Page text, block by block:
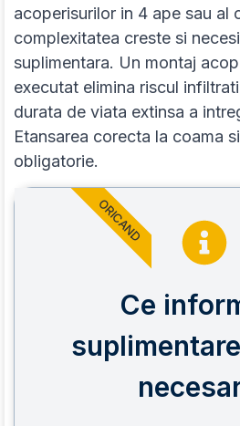
acoperisurilor in 4 ape sau al
complexitatea creste si
suplimentara. Un montaj
executat elimina riscul
durata de viata extinsa a
Etansarea corecta la coama
obligatorie.
Ce
ORICAND